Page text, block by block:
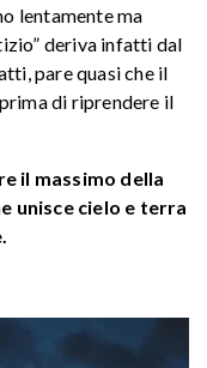
lentamente ma
deriva infatti dal
pare quasi che il
di riprendere il
il massimo della
unisce cielo e terra